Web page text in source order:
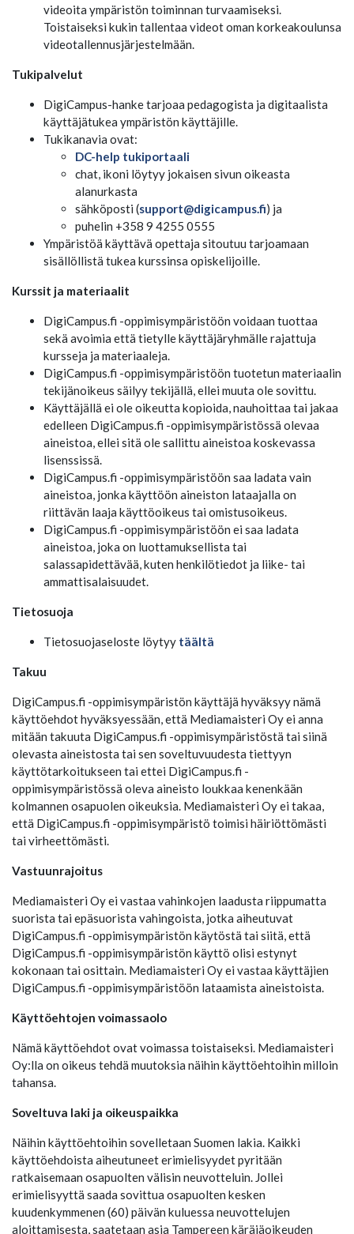
videoita ympäristön toiminnan turvaamiseksi.
Toistaiseksi kukin tallentaa videot oman korkeakoulunsa
videotallennusjärjestelmään.
Tukipalvelut
DigiCampus-hanke tarjoaa pedagogista ja digitaalista
käyttäjätukea ympäristön käyttäjille.
Tukikanavia ovat:
DC-help tukiportaali
chat, ikoni löytyy jokaisen sivun oikeasta
alanurkasta
sähköposti (support@digicampus.fi) ja
puhelin +358 9 4255 0555
Ympäristöä käyttävä opettaja sitoutuu tarjoamaan
sisällöllistä tukea kurssinsa opiskelijoille.
Kurssit ja materiaalit
DigiCampus.fi -oppimisympäristöön voidaan tuottaa
sekä avoimia että tietylle käyttäjäryhmälle rajattuja
kursseja ja materiaaleja.
DigiCampus.fi -oppimisympäristöön tuotetun materiaalin
tekijänoikeus säilyy tekijällä, ellei muuta ole sovittu.
Käyttäjällä ei ole oikeutta kopioida, nauhoittaa tai jakaa
edelleen DigiCampus.fi -oppimisympäristössä olevaa
aineistoa, ellei sitä ole sallittu aineistoa koskevassa
lisenssissä.
DigiCampus.fi -oppimisympäristöön saa ladata vain
aineistoa, jonka käyttöön aineiston lataajalla on
riittävän laaja käyttöoikeus tai omistusoikeus.
DigiCampus.fi -oppimisympäristöön ei saa ladata
aineistoa, joka on luottamuksellista tai
salassapidettävää, kuten henkilötiedot ja liike- tai
ammattisalaisuudet.
Tietosuoja
Tietosuojaseloste löytyy täältä
Takuu
DigiCampus.fi -oppimisympäristön käyttäjä hyväksyy nämä
käyttöehdot hyväksyessään, että Mediamaisteri Oy ei anna
mitään takuuta DigiCampus.fi -oppimisympäristöstä tai siinä
olevasta aineistosta tai sen soveltuvuudesta tiettyyn
käyttötarkoitukseen tai ettei DigiCampus.fi -
oppimisympäristössä oleva aineisto loukkaa kenenkään
kolmannen osapuolen oikeuksia. Mediamaisteri Oy ei takaa,
että DigiCampus.fi -oppimisympäristö toimisi häiriöttömästi
tai virheettömästi.
Vastuunrajoitus
Mediamaisteri Oy ei vastaa vahinkojen laadusta riippumatta
suorista tai epäsuorista vahingoista, jotka aiheutuvat
DigiCampus.fi -oppimisympäristön käytöstä tai siitä, että
DigiCampus.fi -oppimisympäristön käyttö olisi estynyt
kokonaan tai osittain. Mediamaisteri Oy ei vastaa käyttäjien
DigiCampus.fi -oppimisympäristöön lataamista aineistoista.
Käyttöehtojen voimassaolo
Nämä käyttöehdot ovat voimassa toistaiseksi. Mediamaisteri
Oy:lla on oikeus tehdä muutoksia näihin käyttöehtoihin milloin
tahansa.
Soveltuva laki ja oikeuspaikka
Näihin käyttöehtoihin sovelletaan Suomen lakia. Kaikki
käyttöehdoista aiheutuneet erimielisyydet pyritään
ratkaisemaan osapuolten välisin neuvotteluin. Jollei
erimielisyyttä saada sovittua osapuolten kesken
kuudenkymmenen (60) päivän kuluessa neuvottelujen
aloittamisesta, saatetaan asia Tampereen käräjäoikeuden